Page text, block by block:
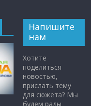
Напишите
нам
Хотите
поделиться
новостью,
прислать тему
для сюжета? Мы
будем рады